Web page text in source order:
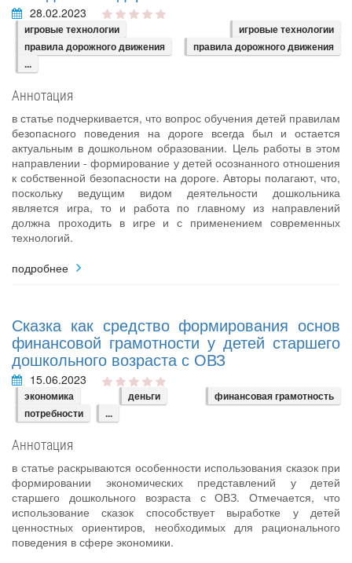
28.02.2023
игровые технологии
игровые технологии
правила дорожного движения
правила дорожного движения
...
Аннотация
в статье подчеркивается, что вопрос обучения детей правилам
безопасного поведения на дороге всегда был и остается
актуальным в дошкольном образовании. Цель работы в этом
направлении - формирование у детей осознанного отношения
к собственной безопасности на дороге. Авторы полагают, что,
поскольку ведущим видом деятельности дошкольника
является игра, то и работа по главному из направлений
должна проходить в игре и с применением современных
технологий.
подробнее
Сказка как средство формирования основ
финансовой грамотности у детей старшего
дошкольного возраста с ОВЗ
15.06.2023
экономика деньги
финансовая грамотность
потребности
...
Аннотация
в статье раскрываются особенности использования сказок при
формировании экономических представлений у детей
старшего дошкольного возраста с ОВЗ. Отмечается, что
использование сказок способствует выработке у детей
ценностных ориентиров, необходимых для рационального
поведения в сфере экономики.